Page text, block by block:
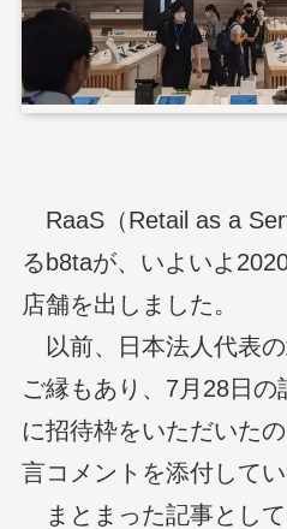
RaaS（Retail as a
るb8taが、いよいよ
店舗を出しました。
以前、日本法人代表
ご縁もあり、7月28日
に招待枠をいただいた
言コメントを添付してい
まとまった記事とし